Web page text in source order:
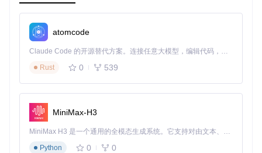
// 核心写入逻辑，包含缓存管理和原子操作
if
return FR_TIMEOUT;
// 实际写入操作
return
：
atomcode
Claude Code 的开源替代方案。连接任意大模型，编辑代码，运行命令，自动验证 — 全自动执行。用 Rust 构建，极致性能。 ｜ An open-source alternative to Claude Code. Connect any LLM, edit code, run commands, and verify changes — autonomously. Built in Rust for speed. Get Started
Rust
0 539
MiniMax-H3
MiniMax H3 是一个通用的全模态生成系统。它支持对由文本、图像、视频和音频组成的多模态上下文进行统一理解，并能生成分辨率高达 2K、时长可达 15 秒的带原生立体声音频的视频。得益于面向任务泛化的系统设计，H3 在预训练阶段就已具备广泛的多模态上下文理解与生成能力，能够出色地执行复杂的多模态指令。
Python
0 0